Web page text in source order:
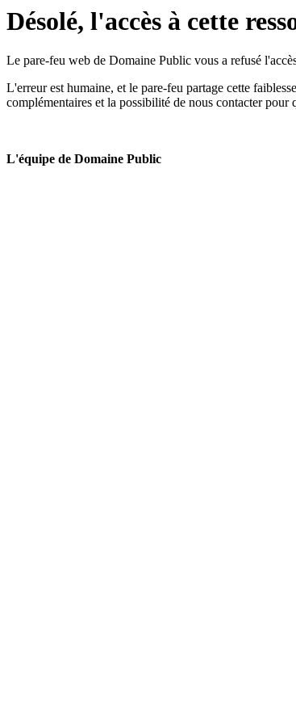
Désolé, l'accès à cette
Le pare-feu web de Domaine Public vous a refusé
L'erreur est humaine, et le pare-feu partage cette
complémentaires et la possibilité de nous contacter pour
L'équipe de Domaine Public